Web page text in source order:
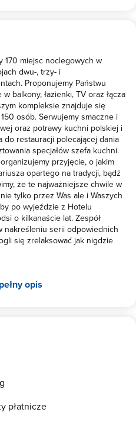
170 miejsc noclegowych w
dwu-, trzy- i
Proponujemy Państwu
balkony, łazienki, TV oraz łącza
kompleksie znajduje się
osób. Serwujemy smaczne i
oraz potrawy kuchni polskiej i
do restauracji polecającej dania
specjałów szefa kuchni.
przyjęcie, o jakim
opartego na tradycji, bądź
że te najważniejsze chwile w
tylko przez Was ale i Waszych
po wyjeździe z Hotelu
o kilkanaście lat. Zespół
nakreśleniu serii odpowiednich
się zrelaksować jak nigdzie
opis
płatnicze